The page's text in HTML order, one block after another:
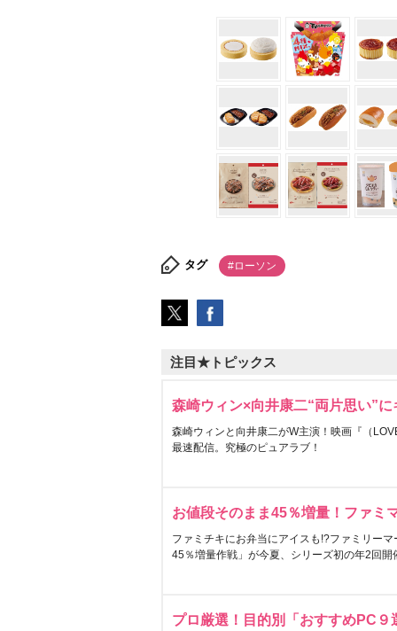
タグ #ローソン
注目★トピックス
森崎ウィン×向井康二“両片思い”
森崎ウィンと向井康二がW主演！映画『（
最速配信。究極のピュアラブ！
お値段そのまま45％増量！ファミ
ファミチキにお弁当にアイスも!?ファミリー
45％増量作戦」が今夏、シリーズ初の年2回開
プロ厳選！目的別「おすすめPC９